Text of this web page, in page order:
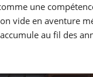
une
vide en aventure
au fil des